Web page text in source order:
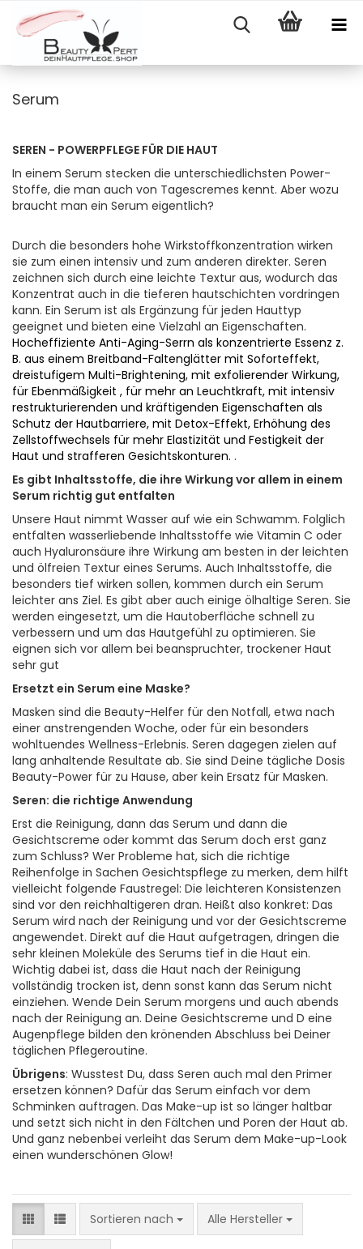
Serum
SEREN - POWERPFLEGE FÜR DIE HAUT
In einem Serum stecken die unterschiedlichsten Power-
Stoffe, die man auch von Tagescremes kennt. Aber wozu
braucht man ein Serum eigentlich?
Durch die besonders hohe Wirkstoff­konzentration wirken
sie zum einen intensiv und zum anderen direkter. Seren
zeichnen sich durch eine leichte Textur aus, wodurch das
Konzentrat auch in die tiefe­ren hautschichten vordringen
kann. Ein Serum ist als Ergänzung für jeden Hauttyp
geeignet und bieten eine Vielzahl an Eigenschaften.
Hocheffiziente Anti-Aging-Serrn als konzentrierte Essenz z.
B. aus einem Breitband-Faltenglätter mit Soforteffekt,
dreistufigem Multi-Brightening, mit exfolierender Wirkung,
für Ebenmäßigkeit , für mehr an Leuchtkraft, mit intensiv
restrukturierenden und kräftigenden Eigenschaften als
Schutz der Hautbarriere, mit Detox-Effekt, Erhöhung des
Zellstoffwechsels für mehr Elastizität und Festigkeit der
Haut und strafferen Gesichtskonturen. .
Es gibt Inhaltsstoffe, die ihre Wirkung vor allem in einem
Serum richtig gut entfalten
Unsere Haut nimmt Wasser auf wie ein Schwamm. Folglich
entfalten wasserliebende Inhaltsstoffe wie Vitamin C oder
auch Hyaluronsäure ihre Wirkung am besten in der leichten
und ölfreien Textur eines Serums. Auch Inhaltsstoffe, die
besonders tief wirken sollen, kommen durch ein Serum
leichter ans Ziel. Es gibt aber auch einige ölhaltige Seren. Sie
werden ein­gesetzt, um die Hautoberfläche schnell zu
verbessern und um das Hautgefühl zu optimieren. Sie
eignen sich vor allem bei beanspruchter, trockener Haut
sehr gut
Ersetzt ein Serum eine Maske?
Masken sind die Beauty-­Helfer für den Notfall, etwa nach
einer anstrengenden Woche, oder für ein beson­ders
wohltuendes Wellness­-Erlebnis. Seren dagegen zielen auf
lang anhaltende Resultate ab. Sie sind Deine tägliche Dosis
Beauty-Power für zu Hause, aber kein Ersatz für Masken.
Seren: die richtige Anwendung
Erst die Reinigung, dann das Serum und dann die
Gesichtscreme oder kommt das Serum doch erst ganz
zum Schluss? Wer Probleme hat, sich die richtige
Reihenfolge in Sachen Gesichtspflege zu merken, dem hilft
vielleicht folgende Faustregel: Die leichteren Konsistenzen
sind vor den reichhaltigeren dran. Heißt also konkret: Das
Serum wird nach der Reinigung und vor der Gesichtscreme
angewendet. Direkt auf die Haut aufgetragen, dringen die
sehr kleinen Moleküle des Serums tief in die Haut ein.
Wichtig dabei ist, dass die Haut nach der Reinigung
vollständig trocken ist, denn sonst kann das Serum nicht
einziehen. Wende Dein Serum morgens und auch abends
nach der Reinigung an. Deine Gesichtscreme und D eine
Augenpflege bilden den krönenden Abschluss bei Deiner
täglichen Pflegeroutine.
Übrigens: Wusstest Du, dass Seren auch mal den Primer
ersetzen können? Dafür das Serum einfach vor dem
Schminken auftragen. Das Make-up ist so länger haltbar
und setzt sich nicht in den Fältchen und Poren der Haut ab.
Und ganz nebenbei verleiht das Serum dem Make-up-Look
einen wunderschönen Glow!
Sortieren nach
Sortieren nach Alle Hersteller